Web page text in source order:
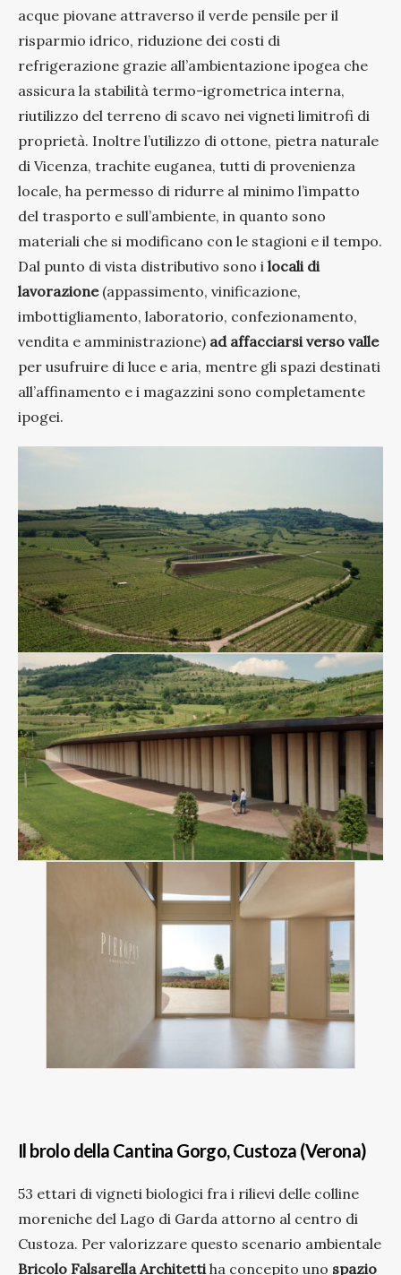
acque piovane attraverso il verde pensile per il
risparmio idrico, riduzione dei costi di
refrigerazione grazie all’ambientazione ipogea che
assicura la stabilità termo-igrometrica interna,
riutilizzo del terreno di scavo nei vigneti limitrofi di
proprietà. Inoltre l’utilizzo di ottone, pietra naturale
di Vicenza, trachite euganea, tutti di provenienza
locale, ha permesso di ridurre al minimo l’impatto
del trasporto e sull’ambiente, in quanto sono
materiali che si modificano con le stagioni e il tempo.
Dal punto di vista distributivo sono i locali di
lavorazione(appassimento, vinificazione,
imbottigliamento, laboratorio, confezionamento,
vendita e amministrazione) ad affacciarsi verso valle
per usufruire di luce e aria, mentre gli spazi destinati
all’affinamento e i magazzini sono completamente
ipogei.
Il brolo della Cantina Gorgo, Custoza (Verona)
53 ettari di vigneti biologici fra i rilievi delle colline
moreniche del Lago di Garda attorno al centro di
Custoza. Per valorizzare questo scenario ambientale
Bricolo Falsarella Architetti ha concepito uno spazio